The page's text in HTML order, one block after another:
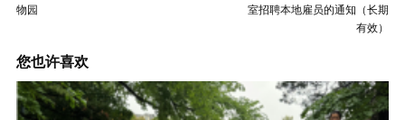
物园
室招聘本地雇员的通知（长期
有效）
您也许喜欢